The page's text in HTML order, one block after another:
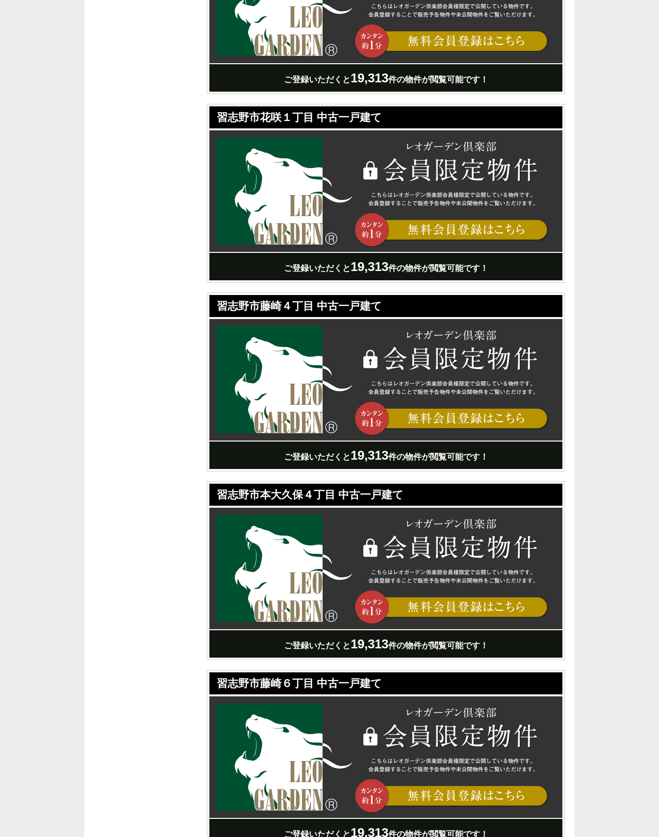
ご登録いただくと19,313件の物件が閲覧可能です！
習志野市花咲１丁目 中古一戸建て
ご登録いただくと19,313件の物件が閲覧可能です！
習志野市藤崎４丁目 中古一戸建て
ご登録いただくと19,313件の物件が閲覧可能です！
習志野市本大久保４丁目 中古一戸建て
ご登録いただくと19,313件の物件が閲覧可能です！
習志野市藤崎６丁目 中古一戸建て
ご登録いただくと19,313件の物件が閲覧可能です！